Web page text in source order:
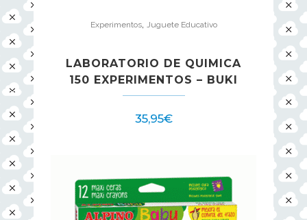
Experimentos, Juguete Educativo
LABORATORIO DE QUIMICA
150 EXPERIMENTOS – BUKI
35,95€